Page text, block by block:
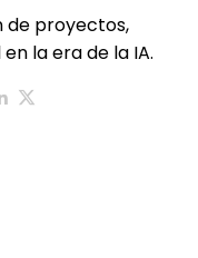
de proyectos,
la era de la IA.
Opens new